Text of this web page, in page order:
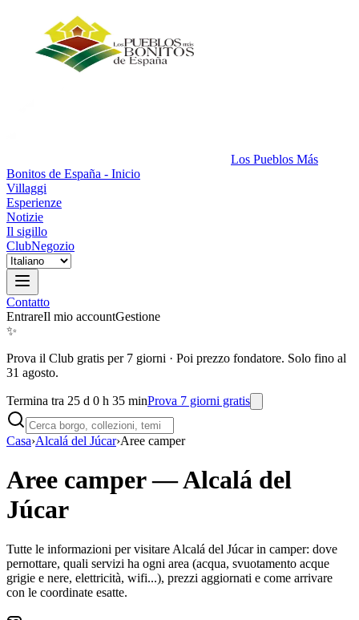
Los Pueblos Más
Bonitos de España - Inicio
Villaggi
Esperienze
Notizie
Il sigillo
ClubNegozio
Contatto
EntrareIl mio accountGestione
✨
Prova il Club gratis per 7 giorni · Poi prezzo fondatore. Solo fino al
31 agosto.
Termina tra 25 d 0 h 35 minProva 7 giorni gratis
Casa›Alcalá del Júcar›Aree camper
Aree camper—Alcalá del
Júcar
Tutte le informazioni per visitare Alcalá del Júcar in camper: dove
pernottare, quali servizi ha ogni area (acqua, svuotamento acque
grigie e nere, elettricità, wifi...), prezzi aggiornati e come arrivare
con le coordinate esatte.